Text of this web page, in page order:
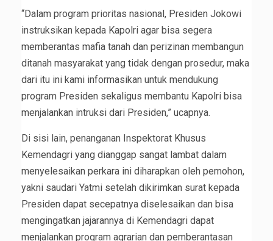
“Dalam program prioritas nasional, Presiden Jokowi
instruksikan kepada Kapolri agar bisa segera
memberantas mafia tanah dan perizinan membangun
ditanah masyarakat yang tidak dengan prosedur, maka
dari itu ini kami informasikan untuk mendukung
program Presiden sekaligus membantu Kapolri bisa
menjalankan intruksi dari Presiden,” ucapnya.
Di sisi lain, penanganan Inspektorat Khusus
Kemendagri yang dianggap sangat lambat dalam
menyelesaikan perkara ini diharapkan oleh pemohon,
yakni saudari Yatmi setelah dikirimkan surat kepada
Presiden dapat secepatnya diselesaikan dan bisa
mengingatkan jajarannya di Kemendagri dapat
menjalankan program agrarian dan pemberantasan